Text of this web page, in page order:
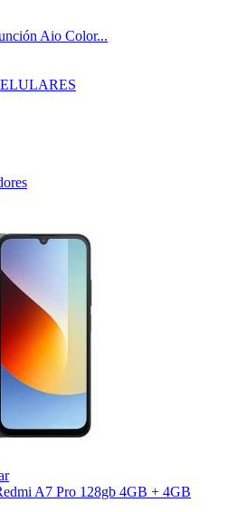
Aio Color...
A7 Pro 128gb 4GB + 4GB